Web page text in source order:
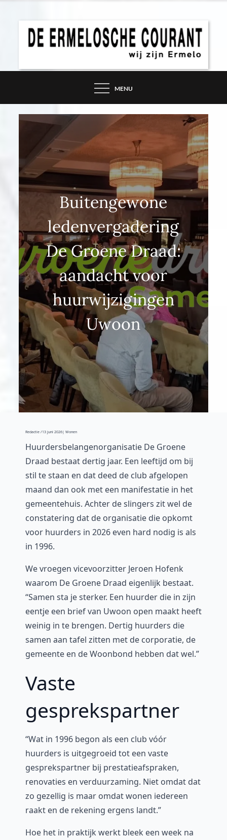
DE ERMELOSCHE
COURANT – WIJ ZIJN
ERMELO
MENU
Buitengewone
ledenvergadering
De Groene Draad:
aandacht voor
huurwijzigingen
Uwoon
Redactie /13 juni 2026| Wonen
Huurdersbelangenorganisatie De Groene
Draad bestaat dertig jaar. Een leeftijd om bij
stil te staan en dat deed de club afgelopen
maand dan ook met een manifestatie in het
gemeentehuis. Achter de slingers zit wel de
constatering dat de organisatie die opkomt
voor huurders in 2026 even hard nodig is als
in 1996.
We vroegen vicevoorzitter Jeroen Hofenk
waarom De Groene Draad eigenlijk bestaat.
“Samen sta je sterker. Een huurder die in zijn
eentje een brief van Uwoon open maakt heeft
weinig in te brengen. Dertig huurders die
samen aan tafel zitten met de corporatie, de
gemeente en de Woonbond hebben dat wel.”
Vaste
gesprekspartner
“Wat in 1996 begon als een club vóór
huurders is uitgegroeid tot een vaste
gesprekspartner bij prestatieafspraken,
renovaties en verduurzaming. Niet omdat dat
zo gezellig is maar omdat wonen iedereen
raakt en de rekening ergens landt.”
Hoe het in praktijk werkt bleek een week na